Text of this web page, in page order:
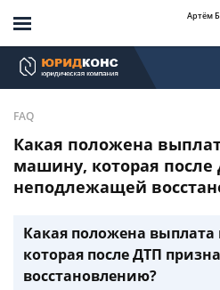
Артём
FAQ
Какая положена
машину, которая после
неподлежащей
Какая положена
которая после ДТП
восстановлению?